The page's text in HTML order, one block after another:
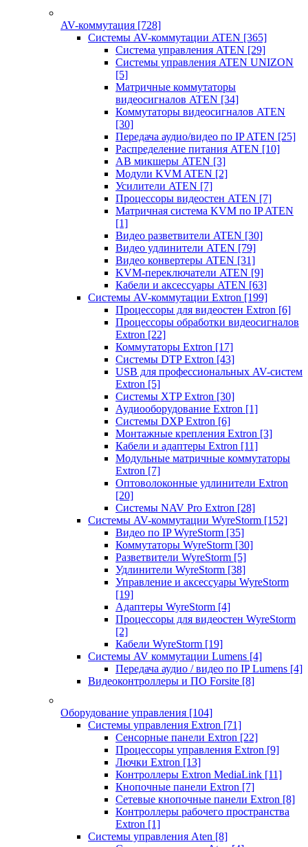
AV-коммутация [728]
Системы AV-коммутации ATEN [365]
Система управления ATEN [29]
Системы управления ATEN UNIZON
[5]
Матричные коммутаторы
видеосигналов ATEN [34]
Коммутаторы видеосигналов ATEN
[30]
Передача аудио/видео по IP ATEN [25]
Распределение питания ATEN [10]
АВ микшеры ATEN [3]
Модули KVM ATEN [2]
Усилители ATEN [7]
Процессоры видеостен ATEN [7]
Матричная система KVM по IP ATEN
[1]
Видео разветвители ATEN [30]
Видео удлинители ATEN [79]
Видео конвертеры ATEN [31]
KVM-переключатели ATEN [9]
Кабели и аксессуары ATEN [63]
Системы AV-коммутации Extron [199]
Процессоры для видеостен Extron [6]
Процессоры обработки видеосигналов
Extron [22]
Коммутаторы Extron [17]
Системы DTP Extron [43]
USB для профессиональных AV-систем
Extron [5]
Системы XTP Extron [30]
Аудиооборудование Extron [1]
Системы DXP Extron [6]
Монтажные крепления Extron [3]
Кабели и адаптеры Extron [11]
Модульные матричные коммутаторы
Extron [7]
Оптоволоконные удлинители Extron
[20]
Системы NAV Pro Extron [28]
Системы AV-коммутации WyreStorm [152]
Видео по IP WyreStorm [35]
Коммутаторы WyreStorm [30]
Разветвители WyreStorm [5]
Удлинители WyreStorm [38]
Управление и аксессуары WyreStorm
[19]
Адаптеры WyreStorm [4]
Процессоры для видеостен WyreStorm
[2]
Кабели WyreStorm [19]
Системы AV коммутации Lumens [4]
Передача аудио / видео по IP Lumens [4]
Видеоконтроллеры и ПО Forsite [8]
Оборудование управления [104]
Системы управления Extron [71]
Сенсорные панели Extron [22]
Процессоры управления Extron [9]
Лючки Extron [13]
Контроллеры Extron MediaLink [11]
Кнопочные панели Extron [7]
Сетевые кнопочные панели Extron [8]
Контроллеры рабочего пространства
Extron [1]
Системы управления Aten [8]